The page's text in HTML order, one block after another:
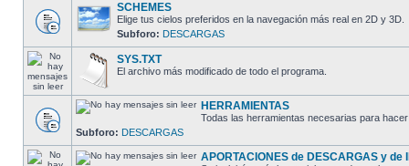
SCHEMES
Elige tus cielos preferidos en la navegación más real en 2D y 3D.
Subforo: DESCARGAS
SYS.TXT
El archivo más modificado de todo el programa.
HERRAMIENTAS
Todas las herramientas necesarias para
Subforo: DESCARGAS
APORTACIONES de DESCARGAS y de